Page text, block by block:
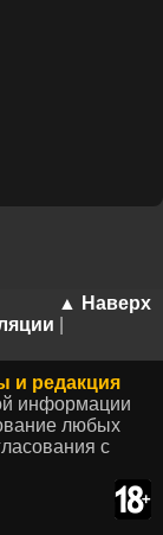
▲ Наверх
и редакция
информации
любых
с